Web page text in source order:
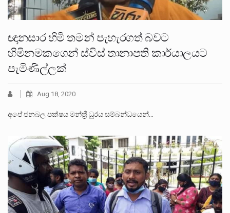
ඥානසාර හිමි තමන් පැහැරගත් බවට
හිමිනමකගෙන් ස්විස් තානාපති කාර්යාලයට
පැමිණිල්ලක්
Aug 18, 2020
අපේ ජනබල පක්ෂය මන්ත්‍රී ධුරය සම්බන්ධයෙන්…